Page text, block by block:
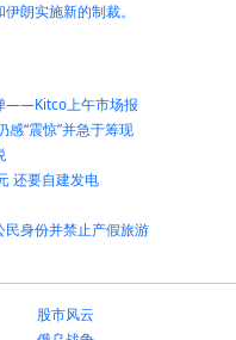
朗实施新的制裁。
——Kitco上午市场报
“震惊”并急于筹现
还要自建发电
身份并禁止产假旅游
股市风云